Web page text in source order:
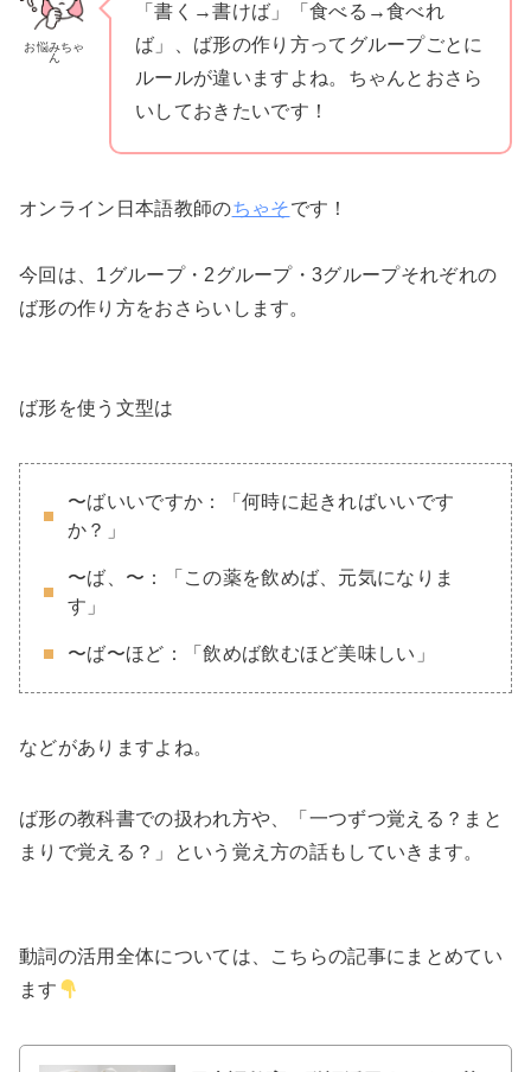
お悩みちゃ
ん
「書く→書けば」「食べる→食べれ
ば」、ば形の作り方ってグループごとに
ルールが違いますよね。ちゃんとおさら
いしておきたいです！
オンライン日本語教師のちゃそです！
今回は、1グループ・2グループ・3グループそれぞれの
ば形の作り方をおさらいします。
ば形を使う文型は
〜ばいいですか：「何時に起きればいいです
か？」
〜ば、〜：「この薬を飲めば、元気になりま
す」
〜ば〜ほど：「飲めば飲むほど美味しい」
などがありますよね。
ば形の教科書での扱われ方や、「一つずつ覚える？まと
まりで覚える？」という覚え方の話もしていきます。
動詞の活用全体については、こちらの記事にまとめてい
ます